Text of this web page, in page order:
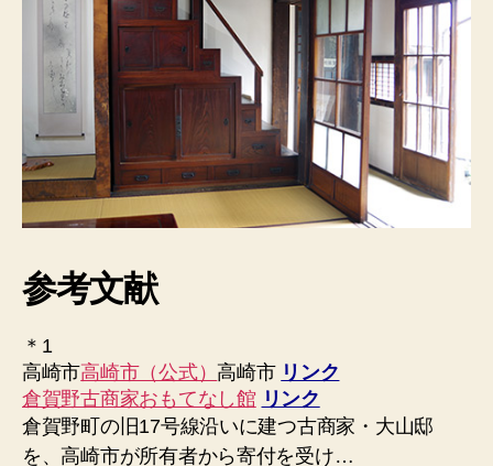
参考文献
＊1
高崎市高崎市（公式）高崎市 リンク
倉賀野古商家おもてなし館 リンク
倉賀野町の旧17号線沿いに建つ古商家・大山邸
を、高崎市が所有者から寄付を受け…